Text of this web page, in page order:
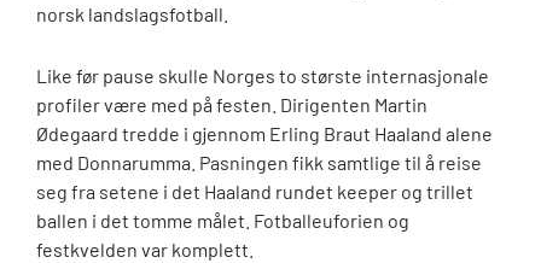
norsk landslagsfotball.
Like før pause skulle Norges to største internasjonale
profiler være med på festen. Dirigenten Martin
Ødegaard tredde i gjennom Erling Braut Haaland alene
med Donnarumma. Pasningen fikk samtlige til å reise
seg fra setene i det Haaland rundet keeper og trillet
ballen i det tomme målet. Fotballeuforien og
festkvelden var komplett.